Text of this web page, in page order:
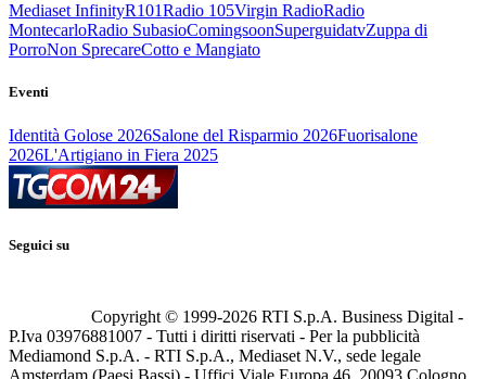
Mediaset InfinityR101Radio 105Virgin RadioRadio
MontecarloRadio SubasioComingsoonSuperguidatvZuppa di
PorroNon SprecareCotto e Mangiato
Eventi
Identità Golose 2026Salone del Risparmio 2026Fuorisalone
2026L'Artigiano in Fiera 2025
Seguici su
Copyright © 1999-2026 RTI S.p.A. Business Digital -
P.Iva 03976881007 - Tutti i diritti riservati - Per la pubblicità
Mediamond S.p.A. - RTI S.p.A., Mediaset N.V., sede legale
Amsterdam (Paesi Bassi) - Uffici Viale Europa 46, 20093 Cologno